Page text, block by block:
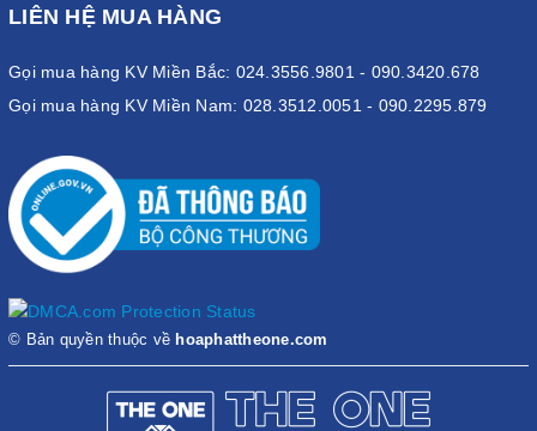
LIÊN HỆ MUA HÀNG
Gọi mua hàng KV Miền Bắc: 024.3556.9801 - 090.3420.678
Gọi mua hàng KV Miền Nam: 028.3512.0051 - 090.2295.879
© Bản quyền thuộc về hoaphattheone.com